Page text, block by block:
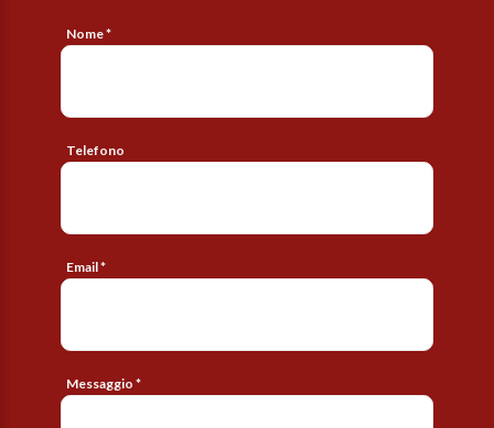
Nome *
Telefono
Email *
Messaggio *